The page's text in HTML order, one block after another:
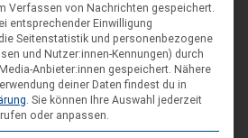
Verfassen von Nachrichten gespeichert.
entsprechender Einwilligung
Seitenstatistik und personenbezogene
und Nutzer:innen-Kennungen) durch
Anbieter:innen gespeichert. Nähere
deiner Daten findest du in
Sie können Ihre Auswahl jederzeit
oder anpassen.